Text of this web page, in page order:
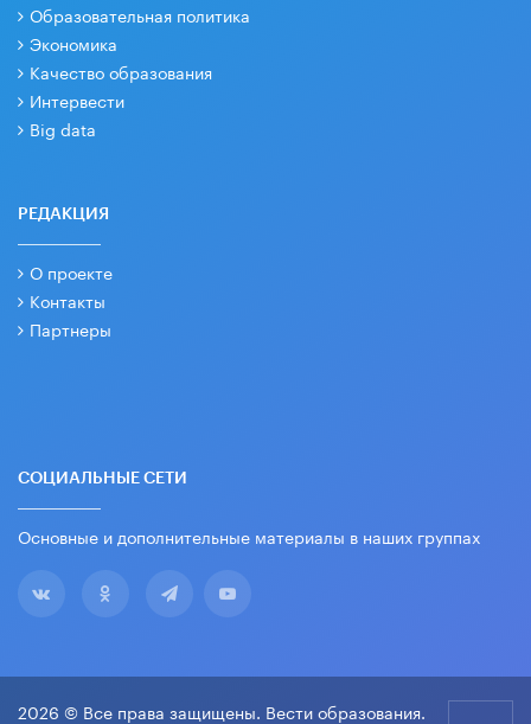
Образовательная политика
Экономика
Качество образования
Интервести
Big data
РЕДАКЦИЯ
О проекте
Контакты
Партнеры
СОЦИАЛЬНЫЕ СЕТИ
Основные и дополнительные материалы в наших группах
2026 © Все права защищены. Вести образования.